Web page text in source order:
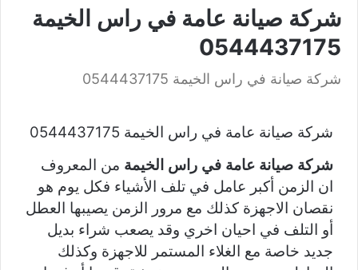
شركة صيانة عامة في راس الخيمة
0544437175
شركة صيانة في راس الخيمة 0544437175
شركة صيانة عامة في راس الخيمة 0544437175
شركة صيانة عامة في راس الخيمة من المعروف
ان الزمن أكبر عامل في تلف الأشياء فكل يوم هو
نقصان الاجهزة كذلك مع مرور الزمن يصيبها العطل
أو التلف في احيان اخري وقد يصعب شراء بديل
جديد خاصة مع الغلاء المستمر للاجهزة وكذلك